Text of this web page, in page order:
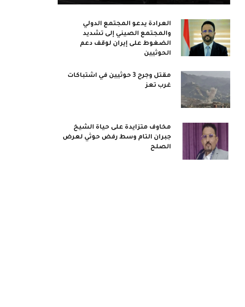
العرادة يدعو المجتمع الدولي
والمجتمع الصيني إلى تشديد
الضغوط على إيران لوقف دعم
الحوثيين
مقتل وجرح 3 حوثيين في اشتباكات
غرب تعز
مخاوف متزايدة على حياة الشيخ
جبران التام وسط رفض حوثي لعرض
الصلح